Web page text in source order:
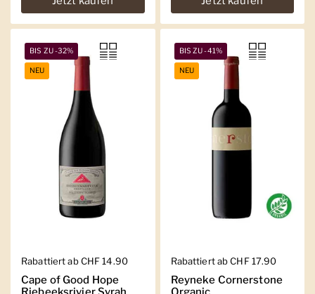
Regulärer Preis
Rabattiert ab CHF 14.90
Cape of Good Hope
BIS ZU -32%
NEU
Regulärer Preis
Rabattiert ab CHF 17.90
Reyneke Cornerstone
BIS ZU -41%
NEU